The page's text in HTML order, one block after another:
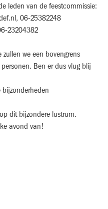
leden van de feestcommissie:
06-25382248
23204382
we een bovengrens
Ben er dus vlug blij
dit bijzondere lustrum.
avond van!